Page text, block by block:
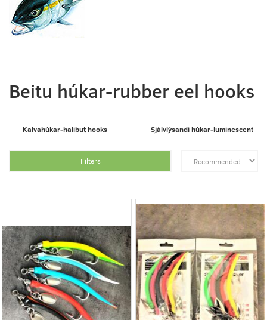
Beitu húkar-rubber eel hooks
Kalvahúkar-halibut hooks Sjálvlýsandi húkar-luminescent
Filters